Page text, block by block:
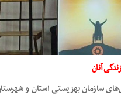
آنان
سازمان بهزیستی استان و